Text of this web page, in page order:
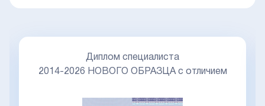
Диплом специалиста
2014-2026 НОВОГО ОБРАЗЦА с отличием